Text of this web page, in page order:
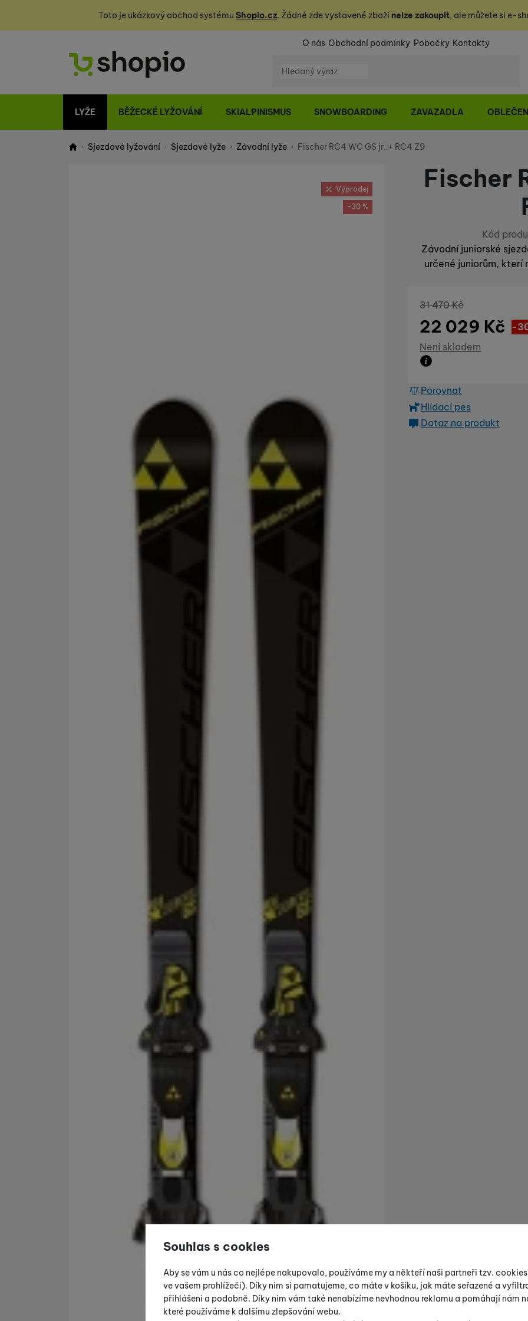
Souhlas s cookies
Aby se vám u nás co nejlépe nakupovalo, používáme my a někteří naši partneři tzv.
ve vašem prohlížeči). Díky nim si pamatujeme, co máte v košíku, jak máte seřazené a
přihlášeni a podobně. Díky nim vám také nenabízíme nevhodnou reklamu a pomáhají nám
které používáme k dalšímu zlepšování webu.
Toto je ukázkový obchod systému Shopio.cz. Žádné zde vystavené zboží nelze zakoupit, ale můžete si e-
O nás Obchodní podmínky Pobočky Kontakty
Vyhledávání
LYŽE BĚŽECKÉ LYŽOVÁNÍ SKIALPINISMUS SNOWBOARDING ZAVAZADLA
Sjezdové lyžování Sjezdové lyže Závodní lyže Fischer RC4 WC GS jr. + RC4 Z9
Fischer
Kód
Závodní juniorské
určené juniorům, kterí
Dostupnost
Není skladem
Původní cena
31 470Kč
9
(
-
22 029 Kč
Porovnat
Hlídací pes
Dotaz na produkt
Výprodej
-30 %